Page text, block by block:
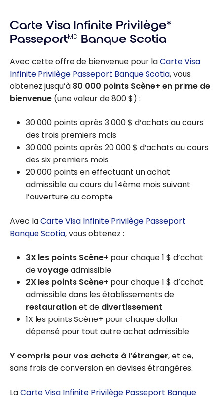
Carte Visa Infinite Privilège*
PasseportMD Banque Scotia
Avec cette offre de bienvenue pour laCarte Visa
Infinite Privilège Passeport Banque Scotia, vous
obtenez jusqu’à 80 000 points Scène+ en prime de
bienvenue (une valeur de 800 $) :
30 000 points après 3 000 $ d’achats au cours
des trois premiers mois
30 000 points après 20 000 $ d’achats au cours
des six premiers mois
20 000 points en effectuant un achat
admissible au cours du 14ème mois suivant
l’ouverture du compte
Avec laCarte Visa Infinite Privilège Passeport
Banque Scotia, vous obtenez :
3X les points Scène+ pour chaque 1 $ d’achat
devoyageadmissible
2X les points Scène+ pour chaque 1 $ d’achat
admissible dans les établissements de
restaurationet de divertissement
1X les points Scène+ pour chaque dollar
dépensé pour tout autre achat admissible
Y compris pour vos achats à l’étranger, et ce,
sans frais de conversion en devises étrangères.
LaCarte Visa Infinite Privilège Passeport Banque